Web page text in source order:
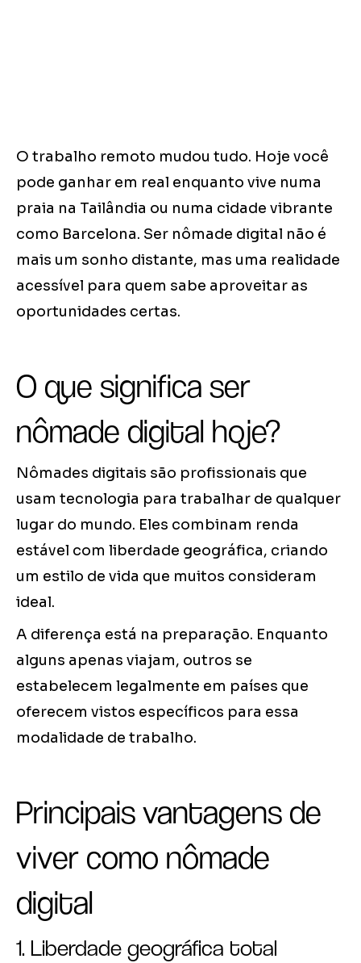
O trabalho remoto mudou tudo. Hoje você
pode ganhar em real enquanto vive numa
praia na Tailândia ou numa cidade vibrante
como Barcelona. Ser nômade digital não é
mais um sonho distante, mas uma realidade
acessível para quem sabe aproveitar as
oportunidades certas.
O que significa ser
nômade digital hoje?
Nômades digitais são profissionais que
usam tecnologia para trabalhar de qualquer
lugar do mundo. Eles combinam renda
estável com liberdade geográfica, criando
um estilo de vida que muitos consideram
ideal.
A diferença está na preparação. Enquanto
alguns apenas viajam, outros se
estabelecem legalmente em países que
oferecem vistos específicos para essa
modalidade de trabalho.
Principais vantagens de
viver como nômade
digital
1. Liberdade geográfica total